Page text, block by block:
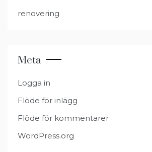
renovering
Meta
Logga in
Flöde för inlägg
Flöde för kommentarer
WordPress.org